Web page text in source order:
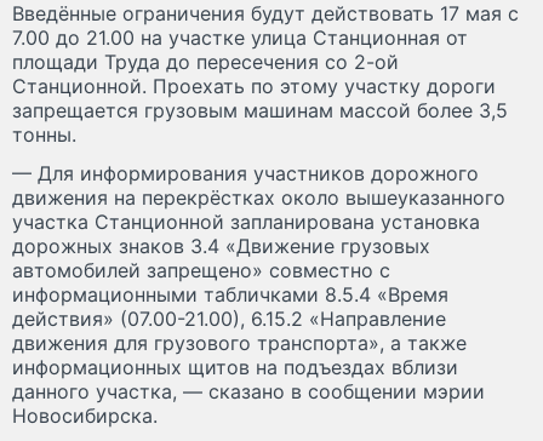
Введённые ограничения будут действовать 17 мая с
7.00 до 21.00 на участке улица Станционная от
площади Труда до пересечения со 2-ой
Станционной. Проехать по этому участку дороги
запрещается грузовым машинам массой более 3,5
тонны.
— Для информирования участников дорожного
движения на перекрёстках около вышеуказанного
участка Станционной запланирована установка
дорожных знаков 3.4 «Движение грузовых
автомобилей запрещено» совместно с
информационными табличками 8.5.4 «Время
действия» (07.00-21.00), 6.15.2 «Направление
движения для грузового транспорта», а также
информационных щитов на подъездах вблизи
данного участка, — сказано в сообщении мэрии
Новосибирска.